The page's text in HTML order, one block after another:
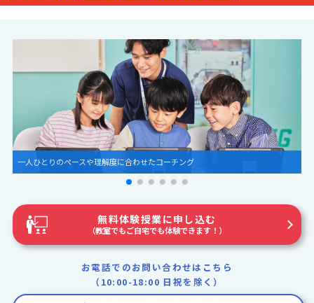
圧倒的な世界観とグラフィック
無料体験授業に申し込む
（教室でもご自宅でも体験できます！）
お電話でのお問い合わせはこちら
（10:00-18:00 日祝を除く）